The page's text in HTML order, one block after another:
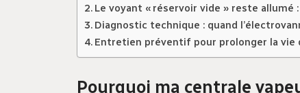
Le voyant « réservoir vide » reste allumé
Diagnostic technique : quand
Entretien préventif pour prolonger la vie
Pourquoi ma centrale